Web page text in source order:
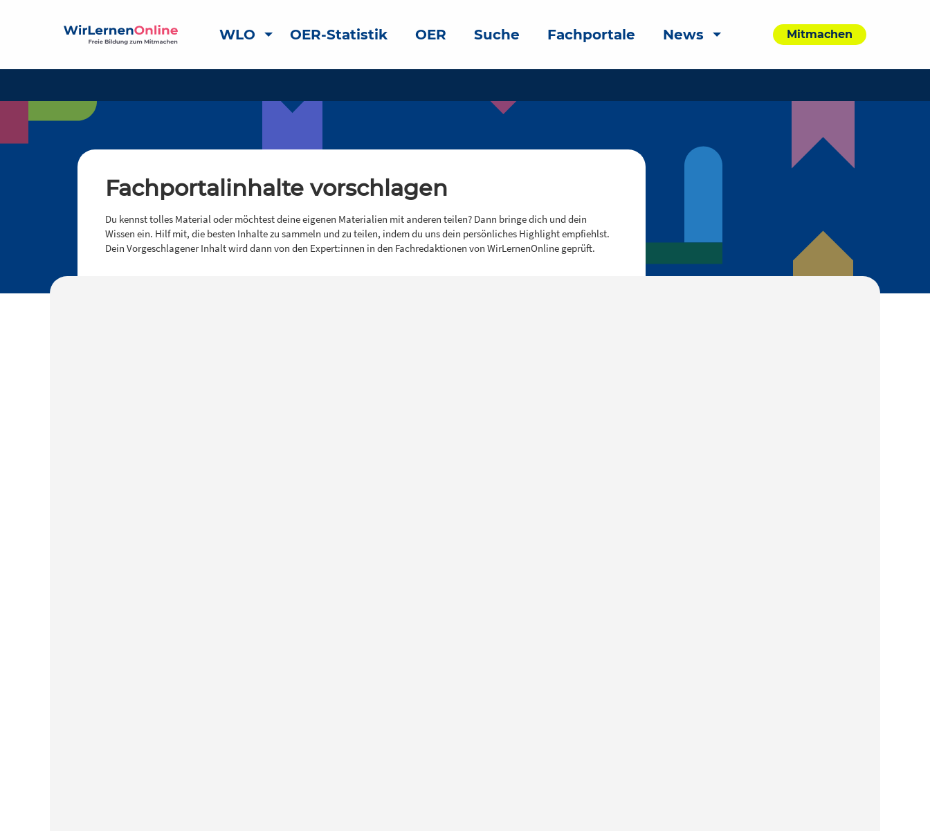
WLO OER-Statistik OER Suche Fachportale News Mitmachen
Fachportalinhalte vorschlagen
Du kennst tolles Material oder möchtest deine eigenen Materialien mit anderen teilen? Dann bringe dich und dein
Wissen ein. Hilf mit, die besten Inhalte zu sammeln und zu teilen, indem du uns dein persönliches Highlight empfiehlst.
Dein Vorgeschlagener Inhalt wird dann von den Expert:innen in den Fachredaktionen von WirLernenOnline geprüft.